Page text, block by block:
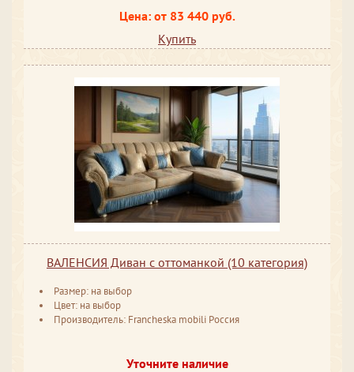
Цена: от 83 440 руб.
Купить
ВАЛЕНСИЯ Диван с оттоманкой (10 категория)
Размер: на выбор
Цвет: на выбор
Производитель: Francheska mobili Россия
Уточните наличие